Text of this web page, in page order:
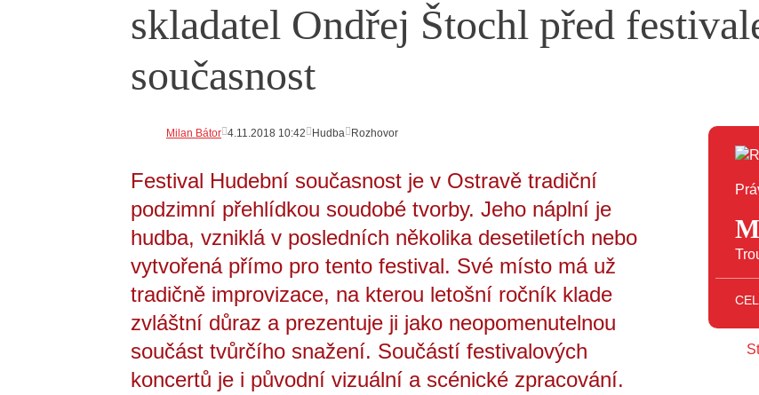
skladatel Ondřej Štochl před
současnost
Milan Bátor 4.11.2018 10:42 Hudba Rozhovor
Festival Hudební současnost je v Ostravě tradiční
podzimní přehlídkou soudobé tvorby. Jeho náplní je
hudba, vzniklá v posledních několika desetiletích nebo
vytvořená přímo pro tento festival. Své místo má už
tradičně improvizace, na kterou letošní ročník klade
zvláštní důraz a prezentuje ji jako neopomenutelnou
součást tvůrčího snažení. Součástí festivalových
koncertů je i původní vizuální a scénické zpracování.